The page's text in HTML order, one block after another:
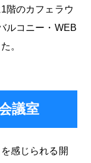
階のカフェラウ
ルコニー・WEB
。
議室
感じられる開